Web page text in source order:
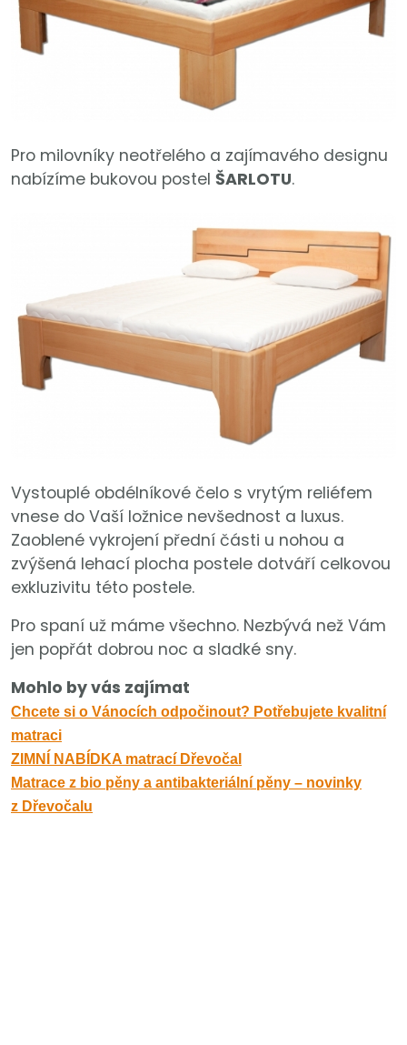
Pro milovníky neotřelého a zajímavého designu
nabízíme bukovou postel ŠARLOTU.
Vystouplé obdélníkové čelo s vrytým reliéfem
vnese do Vaší ložnice nevšednost a luxus.
Zaoblené vykrojení přední části u nohou a
zvýšená lehací plocha postele dotváří celkovou
exkluzivitu této postele.
Pro spaní už máme všechno. Nezbývá než Vám
jen popřát dobrou noc a sladké sny.
Mohlo by vás zajímat
Chcete si o Vánocích odpočinout? Potřebujete kvalitní
matraci
ZIMNÍ NABÍDKA matrací Dřevočal
Matrace z bio pěny a antibakteriální pěny – novinky
z Dřevočal u